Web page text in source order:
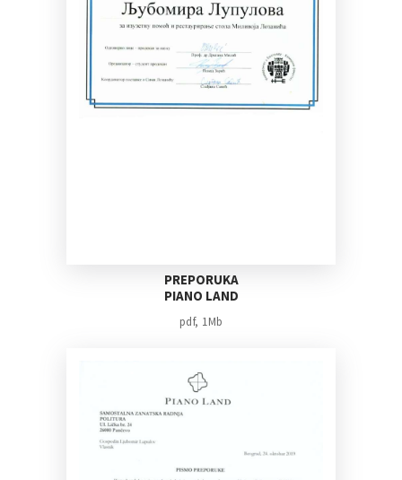
PREPORUKA
PIANO LAND
pdf, 1Mb